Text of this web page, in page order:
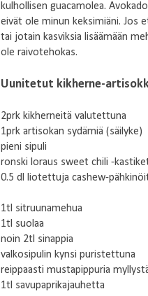
kulhollisen guacamolea.
eivät ole minun keksimiäni. Jos
tai jotain kasviksia lisäämään
ole raivotehokas.
Uunitetut kikherne-
2prk kikherneitä valutettuna
1prk artisokan sydämiä (säilyke)
pieni sipuli
ronski loraus sweet chili -
0.5 dl liotettuja cashew-
1tl sitruunamehua
1tl suolaa
noin 2tl sinappia
valkosipulin kynsi puristettuna
reippaasti mustapippuria
1tl savupaprikajauhetta